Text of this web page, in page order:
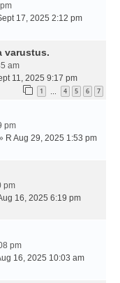
17, 2025 2:12 pm
varustus.
am
11, 2025 9:17 pm
1 4 5 6 7
pm
R Aug 29, 2025 1:53 pm
pm
16, 2025 6:19 pm
pm
16, 2025 10:03 am